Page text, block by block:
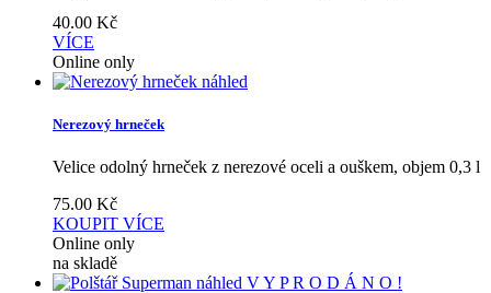
40.00 Kč
VÍCE
Online only
náhled
Nerezový hrneček
Velice odolný hrneček z nerezové oceli a ouškem, objem 0,3 l
75.00 Kč
KOUPIT VÍCE
Online only
na skladě
náhled V Y P R O D Á N O !